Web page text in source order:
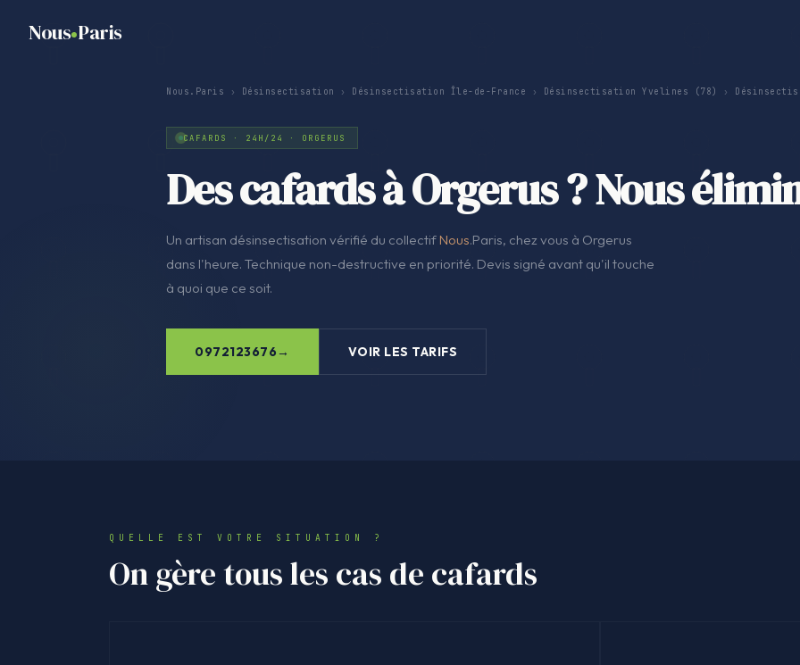
Nous Paris
Nous.Paris › Désinsectisation › Désinsectisation Île-de-France › Désinsectisation Yvelines (78) ›
CAFARDS · 24H/24 · ORGERUS
Des cafards à Orgerus ? Nous
Un artisan désinsectisation vérifié du collectifNous.Paris, chez vous à Orgerus
dans l'heure. Technique non-destructive en priorité. Devis signé avant qu'il touche
à quoi que ce soit.
0972123676 VOIR LES TARIFS
QUELLE EST VOTRE SITUATION ?
On gère tous les cas de cafards